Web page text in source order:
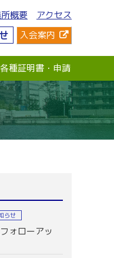
概要 アクセス
入会案内
社会情勢
要望・提言
地域活性化
事業)
保険）
各種証明書・申請
らせ
ォローアッ